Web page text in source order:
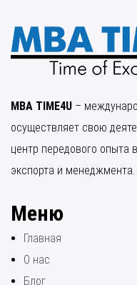
MBA TIME4U –
осуществляет свою
центр передового опыта
экспорта и менеджмента.
Меню
Главная
О нас
Блог